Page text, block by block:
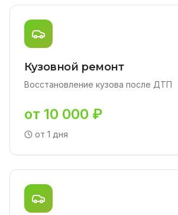
Кузовной ремонт
Восстановление кузова после ДТП
от 10 000 ₽
от 1 дня